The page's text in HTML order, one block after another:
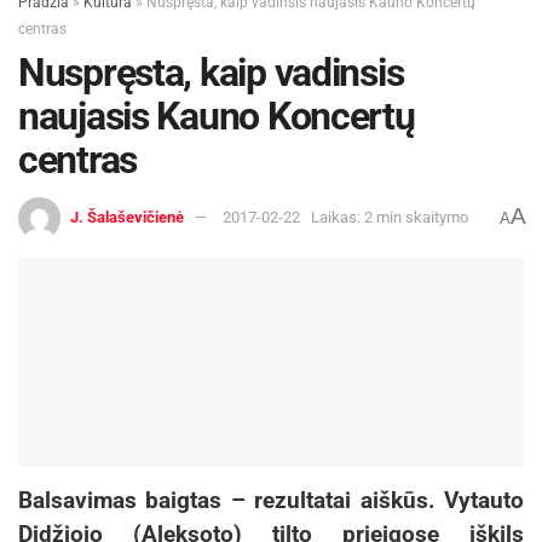
centras
Nuspręsta, kaip vadinsis
naujasis Kauno Koncertų
centras
J. Šalaševičienė 2017-02-22 Laikas: 2 min skaitymo AA
Balsavimas baigtas – rezultatai aiškūs. Vytauto
Didžiojo (Aleksoto) tilto prieigose iškils